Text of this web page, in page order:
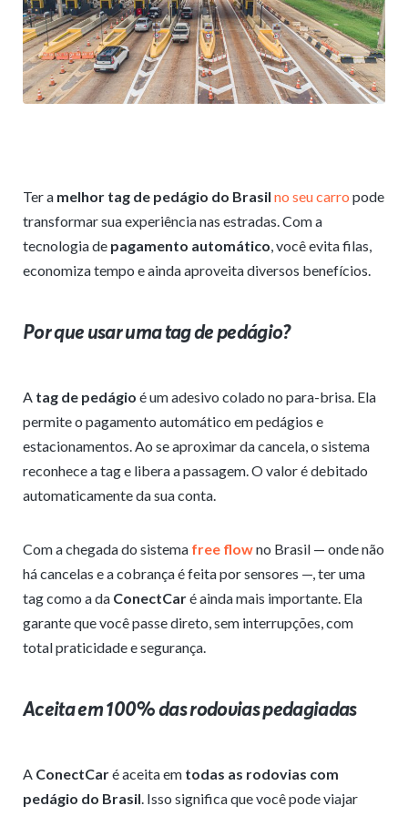
Ter a melhor tag de pedágio do Brasil no seu carro pode
transformar sua experiência nas estradas. Com a
tecnologia de pagamento automático, você evita filas,
economiza tempo e ainda aproveita diversos benefícios.
Por que usar uma tag de pedágio?
A tag de pedágio é um adesivo colado no para-brisa. Ela
permite o pagamento automático em pedágios e
estacionamentos. Ao se aproximar da cancela, o sistema
reconhece a tag e libera a passagem. O valor é debitado
automaticamente da sua conta.
Com a chegada do sistema free flowno Brasil — onde não
há cancelas e a cobrança é feita por sensores —, ter uma
tag como a da ConectCaré ainda mais importante. Ela
garante que você passe direto, sem interrupções, com
total praticidade e segurança.
Aceita em 100% das rodovias pedagiadas
A ConectCaré aceita em todas as rodovias com
pedágio do Brasil. Isso significa que você pode viajar